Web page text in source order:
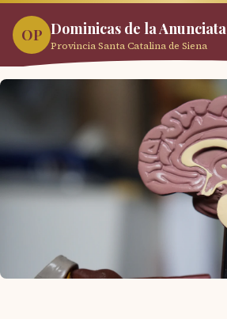
OP Dominicas de la Anunciata
Provincia Santa Catalina de Siena